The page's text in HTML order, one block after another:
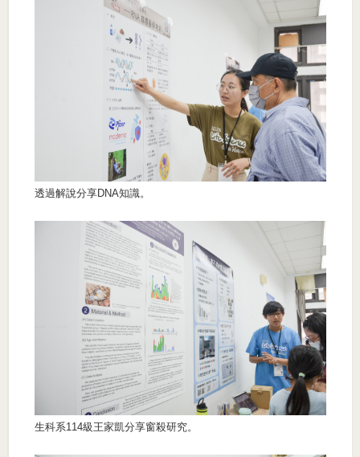
透過解說分享DNA知識。
生科系114級王家凱分享窗殺研究。